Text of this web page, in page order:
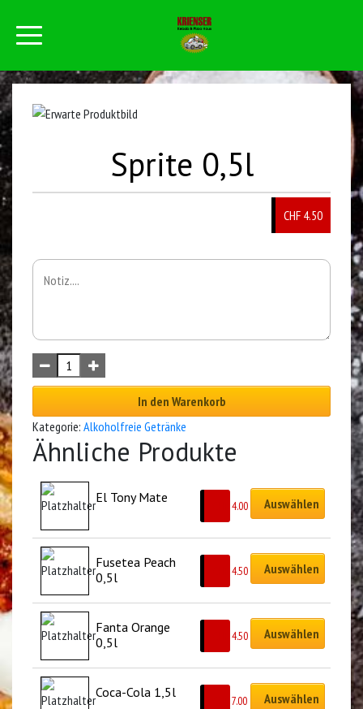
Sprite 0,5l
CHF 4.50
In den Warenkorb
Kategorie: Alkoholfreie Getränke
Ähnliche Produkte
El Tony Mate
4.00 Auswählen
Fusetea Peach
0,5l
4.50 Auswählen
Fanta Orange
0,5l
4.50 Auswählen
Coca-Cola 1,5l
7.00 Auswählen